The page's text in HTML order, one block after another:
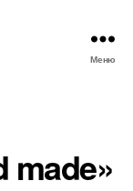
Меню
made»